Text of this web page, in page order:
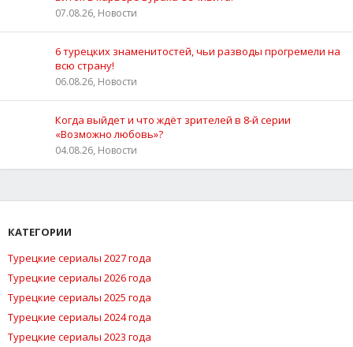
07.08.26, Новости
6 турецких знаменитостей, чьи разводы прогремели на
всю страну!
06.08.26, Новости
Когда выйдет и что ждёт зрителей в 8-й серии
«Возможно любовь»?
04.08.26, Новости
КАТЕГОРИИ
Турецкие сериалы 2027 года
Турецкие сериалы 2026 года
Турецкие сериалы 2025 года
Турецкие сериалы 2024 года
Турецкие сериалы 2023 года